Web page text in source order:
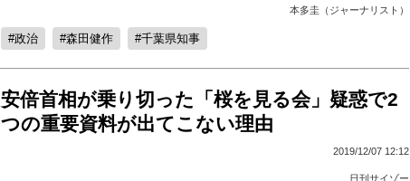
本多圭（ジャーナリスト）
政治 森田健作 千葉県知事
安倍首相が乗り切った「桜を見る会」疑惑で2
つの重要資料が出てこない理由
2019/12/07 12:12
日刊サイゾー